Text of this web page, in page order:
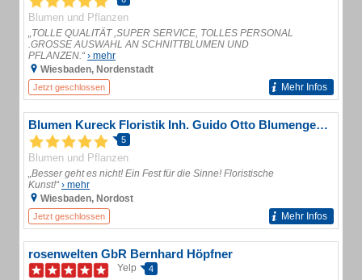
Blumen und Pflanzen
„TOLLE QUALITÄT ,SUPER SERVICE, TOLLES PERSONAL
.GROSSE AUSWAHL AN SCHNITTBLUMEN UND
PFLANZEN.“› mehr
Wiesbaden, Nordenstadt
Jetzt geschlossen Mehr Infos
Blumen Kureck Floristik Inh. Guido Otto Blumengeschäft
5
Blumen und Pflanzen
„Besser geht es nicht! Ein Fest für die Sinne! Floristische
Kunst!“› mehr
Wiesbaden, Nordost
Jetzt geschlossen Mehr Infos
rosenwelten GbR Bernhard Höpfner
Yelp 4